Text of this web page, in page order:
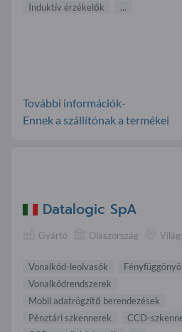
Induktív érzékelők
...
További információk-
Ennek a szállítónak a termékei
Datalogic SpA
Gyártó Olaszország
Vonalkód-leolvasók
Vonalkódrendszerek
Mobil adatrögzítő berendezések
Pénztári szkenner ek
CCD-